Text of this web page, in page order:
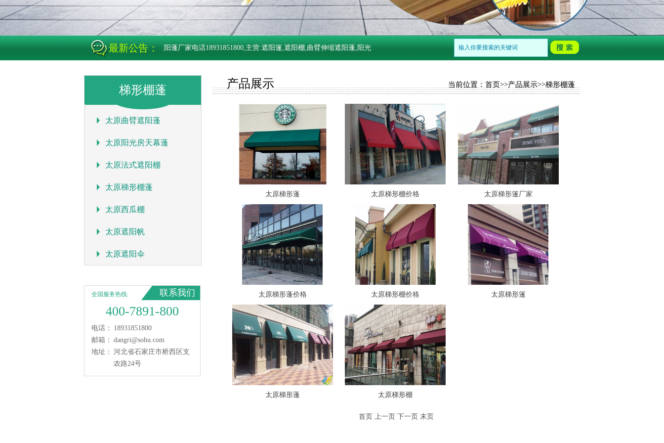
最新公告：
石家庄当日遮阳蓬厂家电话18931851800,主营:遮阳篷,遮阳棚,曲臂伸缩遮阳蓬,阳光房天幕蓬,法式遮阳篷,西瓜蓬,广告蓬,遮阳帆,梯形蓬,欧式遮阳棚等，一切以用户需求为中心，希望通过
梯形棚蓬
太原曲臂遮阳蓬
太原阳光房天幕蓬
太原法式遮阳棚
太原梯形棚蓬
太原西瓜棚
太原遮阳帆
太原遮阳伞
全国服务热线: 联系我们
400-7891-800
电话：
18931851800
邮箱： dangri@sohu.com
地址： 河北省石家庄市桥西区支
农路24号
产品展示 当前位置： 首页>>产品展示>>梯形棚蓬
太原梯形蓬 太原梯形棚价格 太原梯形篷厂家
太原梯形蓬价格 太原梯形棚价格 太原梯形篷
太原梯形蓬 太原梯形棚
首页 上一页 下一页 末页